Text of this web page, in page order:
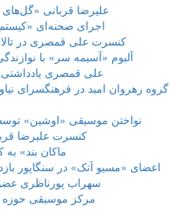
علیرضا قربانی «گل‌های
اجرای صحنه‌ای
کنسرت علی قمصری در
آلبوم «آسیمه سر» با
علی قمصری
گروه رهروان امید در فرهنگسرای
نواختن موسیقی «اوشین»
کنسرت علیرضا
«ماکان بند»
اعضای «مسیو اَتک» در سنگاپور
سهراب پورناظری
مرکز موسیقی حوزه